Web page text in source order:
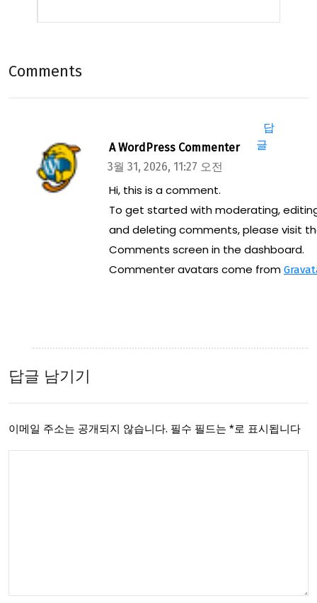
Comments
A WordPress Commenter
3월 31, 2026, 11:27 오전
Hi, this is a comment.
To get started with moderating,
and deleting comments, please visit
Comments screen in the dashboard.
Commenter avatars come from
답
글
답글 남기기
이메일 주소는 공개되지 않습니다. 필수 필드는 *로 표시됩니다